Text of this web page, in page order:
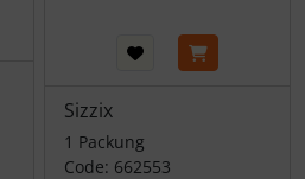
Sizzix
1 Packung
Code: 662553